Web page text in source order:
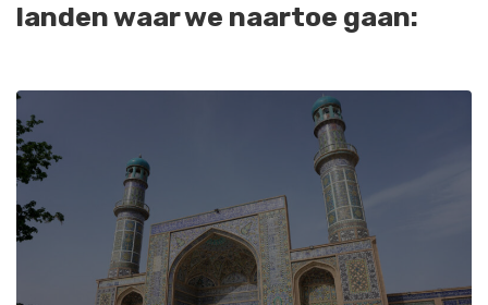
landen waar we naartoe gaan: